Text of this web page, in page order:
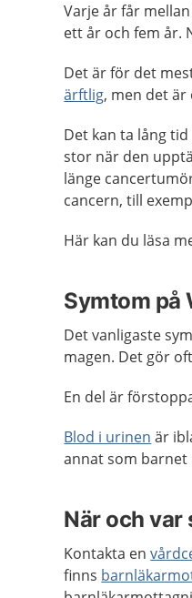
Varje år får
ett år och fem år.
Det är för det
ärftlig, men det är
Det kan ta lång
stor när den
länge
cancern, till
Här kan du läsa
Symtom på
Det vanligaste
magen. Det gör
En del är
Blod i urinen är
annat som
När och var
Kontakta en
finns